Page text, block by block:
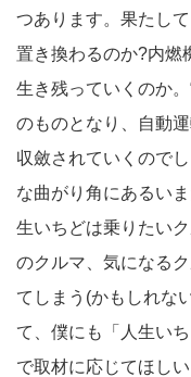
つあります。果たし
置き換わるのか?内燃
生き残っていくのか
のものとなり、自動
収斂されていくので
な曲がり角にあるい
生いちどは乗りたい
のクルマ、気になる
てしまう(かもしれな
て、僕にも「人生い
で取材に応じてほしい